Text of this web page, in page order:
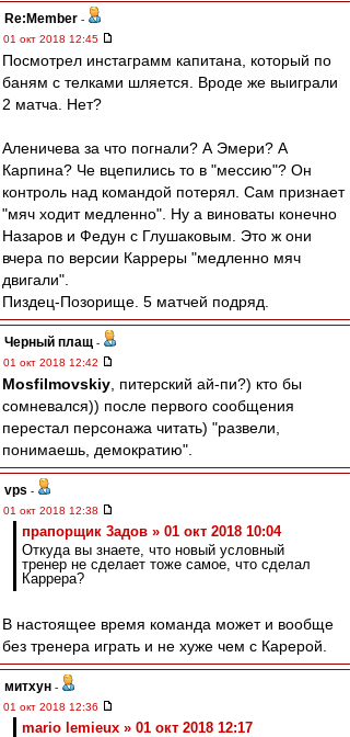
Re:Member -
01 окт 2018 12:45
Посмотрел инстаграмм капитана, который по
баням с телками шляется. Вроде же выиграли
2 матча. Нет?
Аленичева за что погнали? А Эмери? А
Карпина? Че вцепились то в "мессию"? Он
контроль над командой потерял. Сам признает
"мяч ходит медленно". Ну а виноваты конечно
Назаров и Федун с Глушаковым. Это ж они
вчера по версии Карреры "медленно мяч
двигали".
Пиздец-Позорище. 5 матчей подряд.
Черный плащ -
01 окт 2018 12:42
Mosfilmovskiy , питерский ай-пи?) кто бы
сомневался)) после первого сообщения
перестал персонажа читать) "развели,
понимаешь, демократию".
vps -
01 окт 2018 12:38
прапорщик 3адoв » 01 окт 2018 10:04
Откуда вы знаете, что новый условный
тренер не сделает тоже самое, что сделал
Каррера?
В настоящее время команда может и вообще
без тренера играть и не хуже чем с Карерой.
митхун -
01 окт 2018 12:36
mario lemieux » 01 окт 2018 12:17